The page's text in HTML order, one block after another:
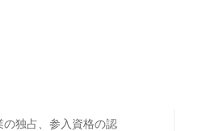
独占、参入資格の認